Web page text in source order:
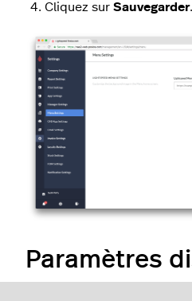
Cliquez sur Sauvegarder.
Paramètres